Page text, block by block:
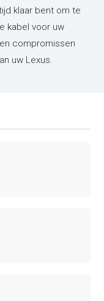
klaar bent om te
kabel voor uw
compromissen
uw Lexus.